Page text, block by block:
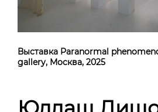
Выставка Paranormal
gallery, Москва, 2025